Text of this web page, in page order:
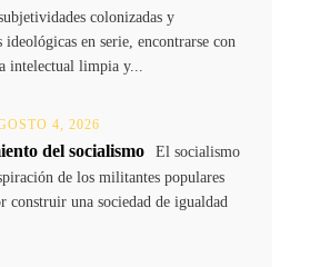
colonizadas y
ideológicas en serie, encontrarse con
intelectual limpia y...
4, 2026
del socialismo
El socialismo
de los militantes populares
construir una sociedad de igualdad